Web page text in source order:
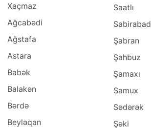
Xaçmaz
Ağcabədi
Ağstafa
Astara
Babək
Balakən
Bərdə
Beyləqan
Saatlı
Sabirabad
Şabran
Şahbuz
Şamaxı
Samux
Sədərək
Şəki